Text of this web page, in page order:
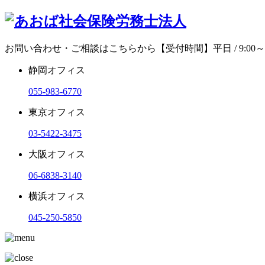
お問い合わせ・ご相談はこちらから 【受付時間】平日 / 9:00
静岡オフィス
055-983-6770
東京オフィス
03-5422-3475
大阪オフィス
06-6838-3140
横浜オフィス
045-250-5850